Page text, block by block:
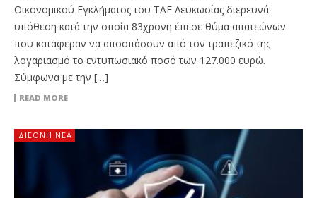
Οικονομικού Εγκλήματος του ΤΑΕ Λευκωσίας διερευνά
υπόθεση κατά την οποία 83χρονη έπεσε θύμα απατεώνων
που κατάφεραν να αποσπάσουν από τον τραπεζικό της
λογαριασμό το εντυπωσιακό ποσό των 127.000 ευρώ.
Σύμφωνα με την […]
READ MORE
ΔΙΕΘΝΉ ΝΈΑ